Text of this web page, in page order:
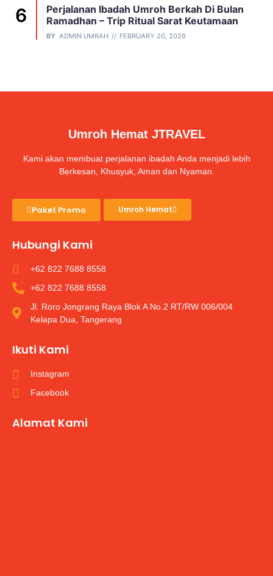
Perjalanan Ibadah Umroh Berkah Di Bulan
Ramadhan – Trip Ritual Sarat Keutamaan
BY ADMIN UMRAH FEBRUARY 20, 2026
Umroh Hemat JTRAVEL
Kami akan membuat perjalanan ibadah Anda menjadi lebih
Berkesan, Khusyuk, Aman dan Nyaman.
Paket Promo Umroh Hemat
Hubungi Kami
+62 822 7688 8558
+62 822 7688 8558
Jl. Roro Jongrang Raya Blok A No.2 RT/RW 006/004
Kelapa Dua, Tangerang
Ikuti Kami
Instagram
Facebook
Alamat Kami